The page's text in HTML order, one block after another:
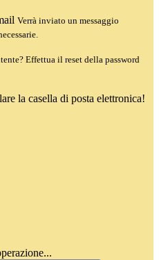
Verrà inviato un messaggio
Effettua il reset della password
la casella di posta elettronica!